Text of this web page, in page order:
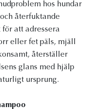
hos hundar
återfuktande
att adressera
eller fet päls, mjäll
återställer
glans med hjälp
ursprung.